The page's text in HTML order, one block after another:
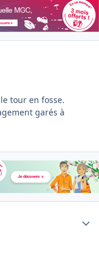
tour en fosse.
garés à